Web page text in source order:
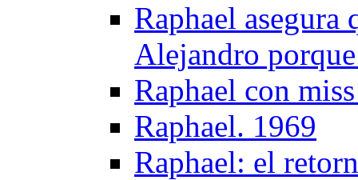
Raphael
Alejandro
Raphael con
Raphael. 1969
Raphael: el